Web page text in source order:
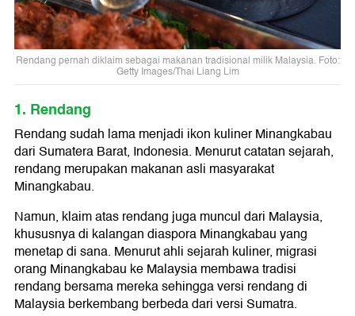
Rendang pernah diklaim sebagai makanan tradisional milik Malaysia. Foto:
Getty Images/Thai Liang Lim
1. Rendang
Rendang sudah lama menjadi ikon kuliner Minangkabau
dari Sumatera Barat, Indonesia. Menurut catatan sejarah,
rendang merupakan makanan asli masyarakat
Minangkabau.
Namun, klaim atas rendang juga muncul dari Malaysia,
khususnya di kalangan diaspora Minangkabau yang
menetap di sana. Menurut ahli sejarah kuliner, migrasi
orang Minangkabau ke Malaysia membawa tradisi
rendang bersama mereka sehingga versi rendang di
Malaysia berkembang berbeda dari versi Sumatra.